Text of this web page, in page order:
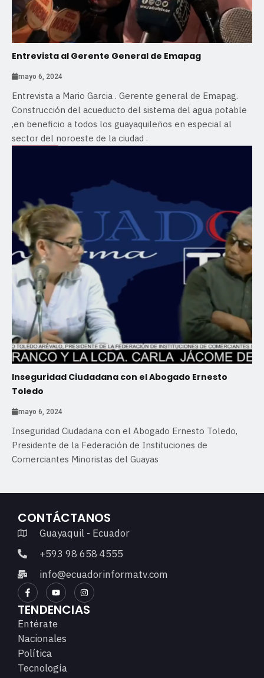
Entrevista al Gerente General de Emapag
mayo 6, 2024
Entrevista a Mario Garcia . Gerente general de Emapag.
Construcción del acueducto del sistema del agua potable
,en beneficio a todos los guayaquileños en especial al
sector del noroeste de la ciudad .
Inseguridad Ciudadana con el Abogado Ernesto
Toledo
mayo 6, 2024
Inseguridad Ciudadana con el Abogado Ernesto Toledo,
Presidente de la Federación de Instituciones de
Comerciantes Minoristas del Guayas
CONTÁCTANOS
Guayaquil - Ecuador
+593 98 658 4555
info@ecuadorinformatv.com
TENDENCIAS
Entérate
Nacionales
Política
Tecnología